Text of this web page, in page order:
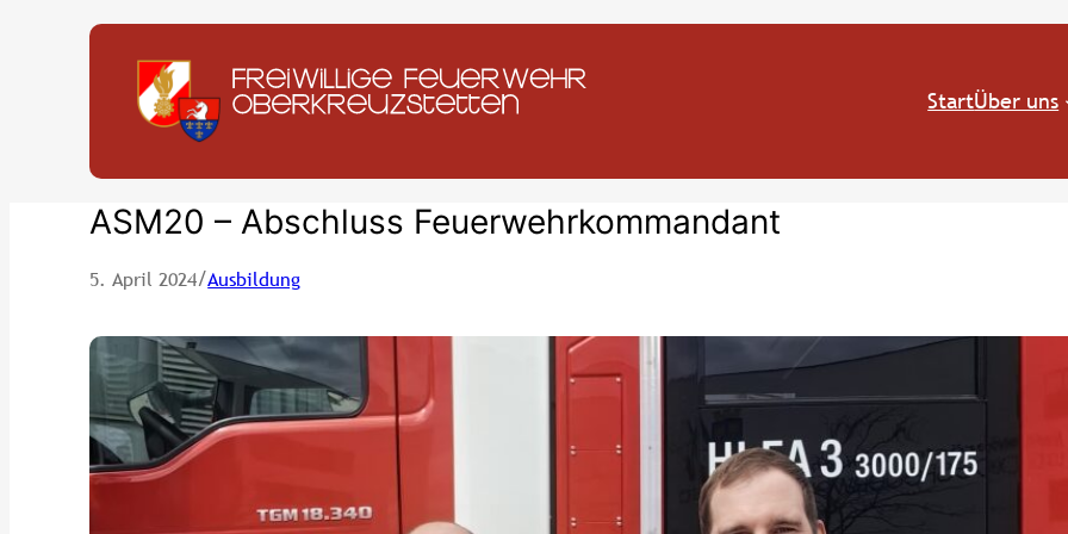
StartÜber uns
ASM20 – Abschluss Feuerwehrkommandant
5. April 2024/Ausbildung